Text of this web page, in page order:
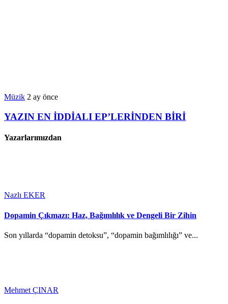
Müzik 2 ay önce
YAZIN EN İDDİALI EP’LERİNDEN BİRİ
Yazarlarımızdan
Nazlı EKER
Dopamin Çıkmazı: Haz, Bağımlılık ve Dengeli Bir Zihin
Son yıllarda “dopamin detoksu”, “dopamin bağımlılığı” ve...
Mehmet ÇINAR